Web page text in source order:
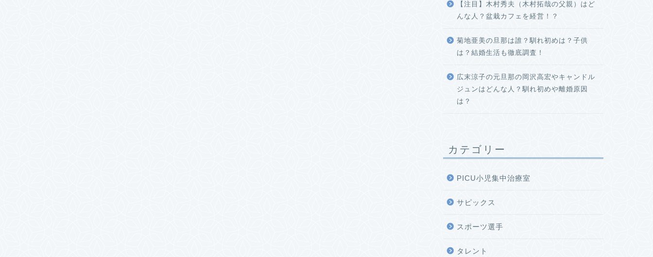
【注目】木村秀夫（木村拓哉の父親）はど
んな人？盆栽カフェを経営！？
菊地亜美の旦那は誰？馴れ初めは？子供
は？結婚生活も徹底調査！
広末涼子の元旦那の岡沢高宏やキャンドル
ジュンはどんな人？馴れ初めや離婚原因
は？
カテゴリー
PICU小児集中治療室
サピックス
スポーツ選手
タレント